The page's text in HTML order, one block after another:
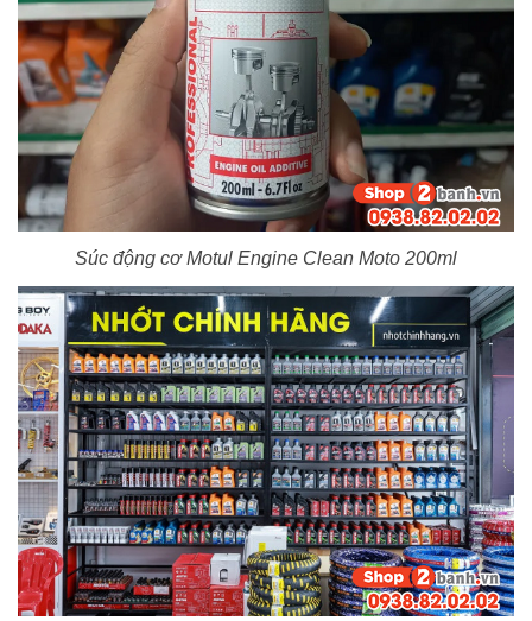
Súc động cơ Motul Engine Clean Moto 200ml